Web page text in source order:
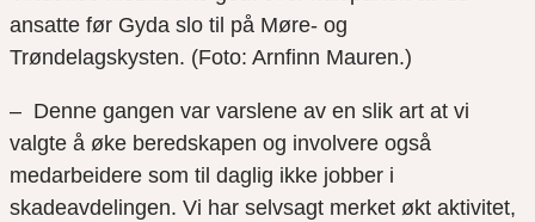
ansatte før Gyda slo til på Møre- og
Trøndelagskysten. (Foto: Arnfinn Mauren.)
– Denne gangen var varslene av en slik art at vi
valgte å øke beredskapen og involvere også
medarbeidere som til daglig ikke jobber i
skadeavdelingen. Vi har selvsagt merket økt aktivitet,